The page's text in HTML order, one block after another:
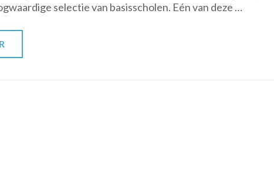
selectie van basisscholen. Eén van deze …